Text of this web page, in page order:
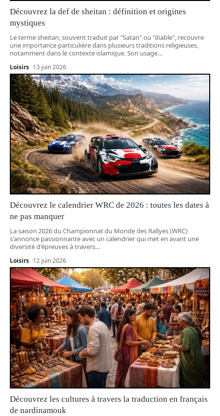
Découvrez la def de sheitan : définition et origines
mystiques
Le terme sheitan, souvent traduit par "Satan" ou "diable", recouvre
une importance particulière dans plusieurs traditions religieuses,
notamment dans le contexte islamique. Son usage…
Loisirs 13 juin 2026
Découvrez le calendrier WRC de 2026 : toutes les dates à
ne pas manquer
La saison 2026 du Championnat du Monde des Rallyes (WRC)
s'annonce passionnante avec un calendrier qui met en avant une
diversité d'épreuves à travers…
Loisirs 12 juin 2026
Découvrez les cultures à travers la traduction en français
de nardinamouk